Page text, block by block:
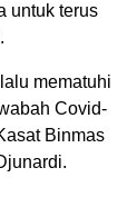
untuk terus
mematuhi
Covid-
Binmas